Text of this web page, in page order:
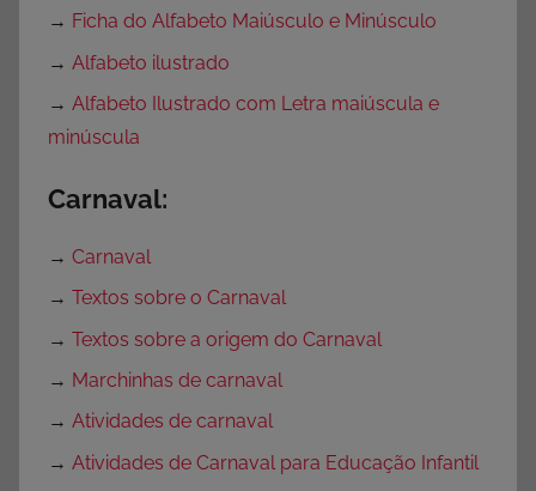
→ Ficha do Alfabeto Maiúsculo e Minúsculo
→ Alfabeto ilustrado
→ Alfabeto Ilustrado com Letra maiúscula e
minúscula
Carnaval:
→ Carnaval
→ Textos sobre o Carnaval
→ Textos sobre a origem do Carnaval
→ Marchinhas de carnaval
→ Atividades de carnaval
→ Atividades de Carnaval para Educação Infantil